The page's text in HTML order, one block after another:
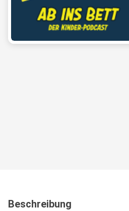
Beschreibung